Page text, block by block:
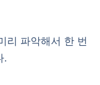
리 파악해서 한 번
.